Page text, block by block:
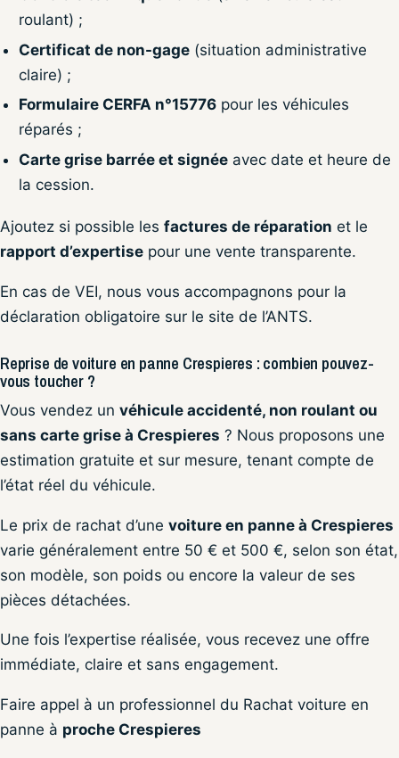
roulant) ;
Certificat de non-gage(situation administrative
claire) ;
Formulaire CERFA n°15776pour les véhicules
réparés ;
Carte grise barrée et signéeavec date et heure de
la cession.
Ajoutez si possible les factures de réparation et le
rapport d’expertise pour une vente transparente.
En cas de VEI, nous vous accompagnons pour la
déclaration obligatoire sur le site de l’ANTS.
Reprise de voiture en panne Crespieres : combien pouvez-
vous toucher ?
Vous vendez un véhicule accidenté, non roulant ou
sans carte grise à Crespieres ? Nous proposons une
estimation gratuite et sur mesure, tenant compte de
l’état réel du véhicule.
Le prix de rachat d’une voiture en panne à Crespieres
varie généralement entre 50 € et 500 €, selon son état,
son modèle, son poids ou encore la valeur de ses
pièces détachées.
Une fois l’expertise réalisée, vous recevez une offre
immédiate, claire et sans engagement.
Faire appel à un professionnel du Rachat voiture en
panne à proche Crespieres